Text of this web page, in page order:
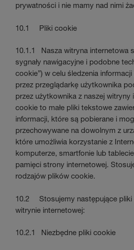
prywatności i nie mamy nad nimi
10.1 Pliki cookie
10.1.1 Nasza witryna internetowa
sygnały nawigacyjne i podobne
cookie”) w celu śledzenia
przez przeglądarkę użytkownika
przez użytkownika z naszej witryny
cookie to małe pliki tekstowe
informacji, które są pobierane i
przechowywane na dowolnym z
które umożliwia korzystanie z
komputerze, smartfonie lub
pamięci strony internetowej.
rodzajów plików cookie.
10.2 Stosujemy następujące pliki
witrynie internetowej:
10.2.1 Niezbędne pliki cookie